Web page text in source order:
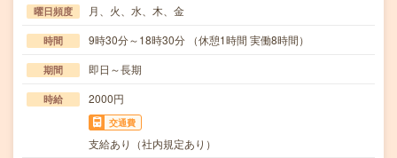
曜日頻度 月、火、水、木、金
時間 9時30分～18時30分 （休憩1時間 実働8時間）
期間 即日～長期
時給 2000円
交通費
支給あり（社内規定あり）